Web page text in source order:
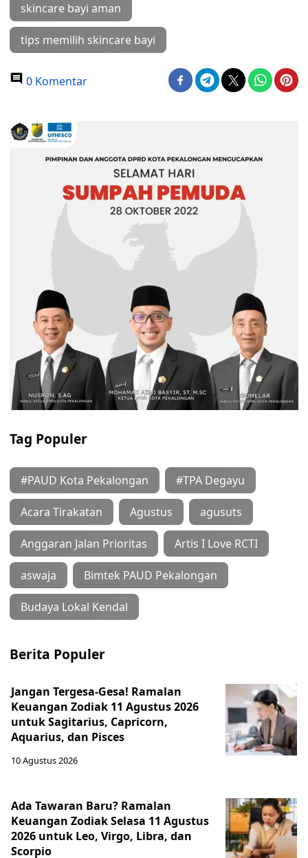
skincare bayi aman
tips memilih skincare bayi
0 Komentar
Tag Populer
#PAUD Kota Pekalongan #TPA Degayu
Acara Tirakatan Agustus agusuts
Anggaran Jalan Prioritas Artis I Love RCTI
aswaja Bimtek PAUD Pekalongan
Budaya Lokal Kendal
Berita Populer
Jangan Tergesa-Gesa! Ramalan
Keuangan Zodiak 11 Agustus 2026
untuk Sagitarius, Capricorn,
Aquarius, dan Pisces
10 Agustus 2026
Ada Tawaran Baru? Ramalan
Keuangan Zodiak Selasa 11 Agustus
2026 untuk Leo, Virgo, Libra, dan
Scorpio